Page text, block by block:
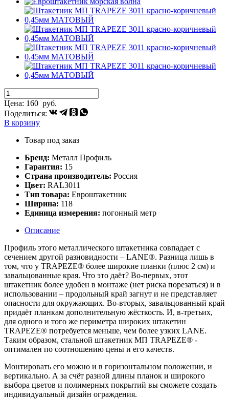
Цена: 160 руб.
Поделиться:
В корзину
Товар под заказ
Бренд: Металл Профиль
Гарантия: 15
Страна производитель: Россия
Цвет: RAL3011
Тип товара: Евроштакетник
Ширина: 118
Единица измерения: погонный метр
Описание
Профиль этого металлического штакетника совпадает с
сечением другой разновидности – LANE®. Разница лишь в
том, что у TRAPEZE® более широкие планки (плюс 2 см) и
завальцованные края. Что это даёт? Во-первых, этот
штакетник более удобен в монтаже (нет риска порезаться) и в
использовании – продольный край загнут и не представляет
опасности для окружающих. Во-вторых, завальцованный край
придаёт планкам дополнительную жёсткость. И, в-третьих,
для одного и того же периметра широких штакетин
TRAPEZE® потребуется меньше, чем более узких LANE.
Таким образом, стальной штакетник МП TRAPEZE® -
оптимален по соотношению цены и его качеств.
Монтировать его можно и в горизонтальном положении, и
вертикально. А за счёт разной длины планок и широкого
выбора цветов и полимерных покрытий вы сможете создать
индивидуальный дизайн ограждения.